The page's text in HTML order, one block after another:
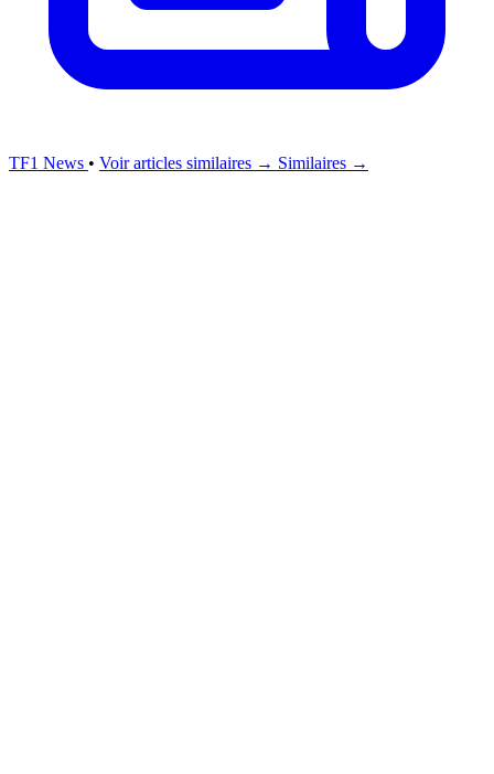
TF1 News • Voir articles similaires → Similaires →